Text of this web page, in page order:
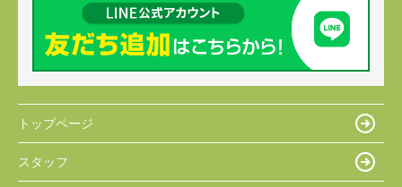
トップページ
スタッフ